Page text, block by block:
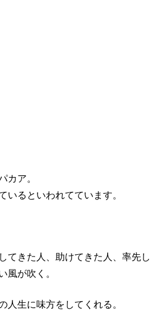
カア。
いるといわれてています。
てきた人、助けてきた人、率先し
風が吹く。
人生に味方をしてくれる。